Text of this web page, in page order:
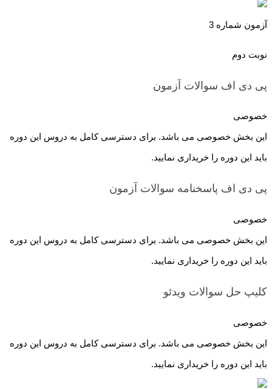
آزمون شماره 3
نوبت دوم
پی دی اف سوالات آزمون
خصوصی
این بخش خصوصی می باشد. برای دسترسی کامل به دروس این دوره
باید این دوره را خریداری نمایید.
پی دی اف پاسخنامه سوالات آزمون
خصوصی
این بخش خصوصی می باشد. برای دسترسی کامل به دروس این دوره
باید این دوره را خریداری نمایید.
کلیپ حل سوالات ویدئو
خصوصی
این بخش خصوصی می باشد. برای دسترسی کامل به دروس این دوره
باید این دوره را خریداری نمایید.